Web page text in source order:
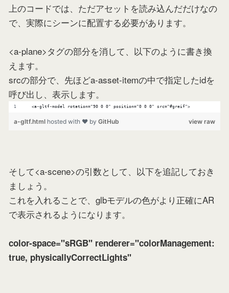
上のコードでは、ただアセットを読み込んだだけなの
で、実際にシーンに配置する必要があります。
<a-plane>タグの部分を消して、以下のように書き換
えます。
srcの部分で、先ほどa-asset-itemの中で指定したidを
呼び出し、表示します。
  <a-gltf-model rotation="90 0 0" position="0 0 0" src="#greif">
view raw
a-gltf.html hosted with ❤ by GitHub
そして<a-scene>の引数として、以下を追記しておき
ましょう。
これを入れることで、glbモデルの色がより正確にAR
で表示されるようになります。
color-space="sRGB" renderer="colorManagement:
true, physicallyCorrectLights"